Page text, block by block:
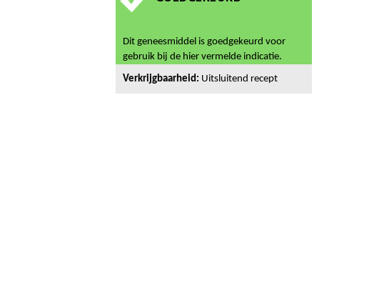
Dit geneesmiddel is goedgekeurd voor
gebruik bij de hier vermelde indicatie.
Verkrijgbaarheid: Uitsluitend recept